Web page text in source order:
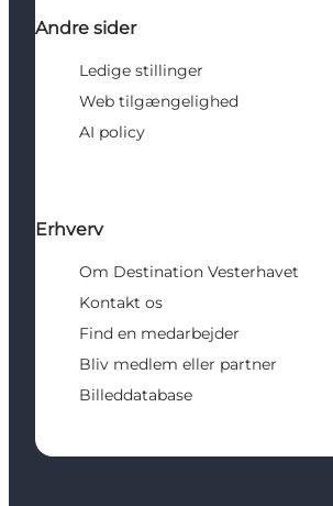
Andre sider
Ledige stillinger
Web tilgængelighed
AI policy
Erhverv
Om Destination Vesterhavet
Kontakt os
Find en medarbejder
Bliv medlem eller partner
Billeddatabase